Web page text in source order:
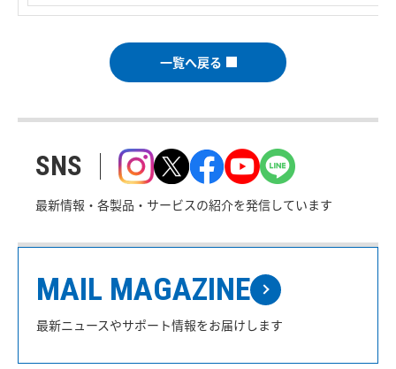
一覧へ戻る
SNS
最新情報・各製品・サービスの紹介を発信しています
MAIL MAGAZINE
最新ニュースやサポート情報をお届けします